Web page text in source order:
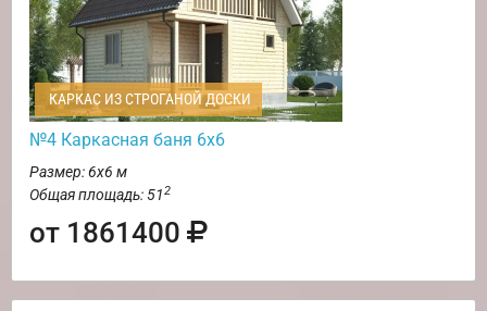
КАРКАС ИЗ СТРОГАНОЙ ДОСКИ
№4 Каркасная баня 6х6
Размер: 6х6 м
Общая площадь: 512
от 1861400